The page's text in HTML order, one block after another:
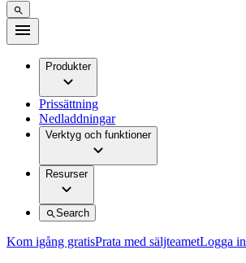
Produkter
Prissättning
Nedladdningar
Verktyg och funktioner
Resurser
Search
Kom igång gratisPrata med säljteametLogga in